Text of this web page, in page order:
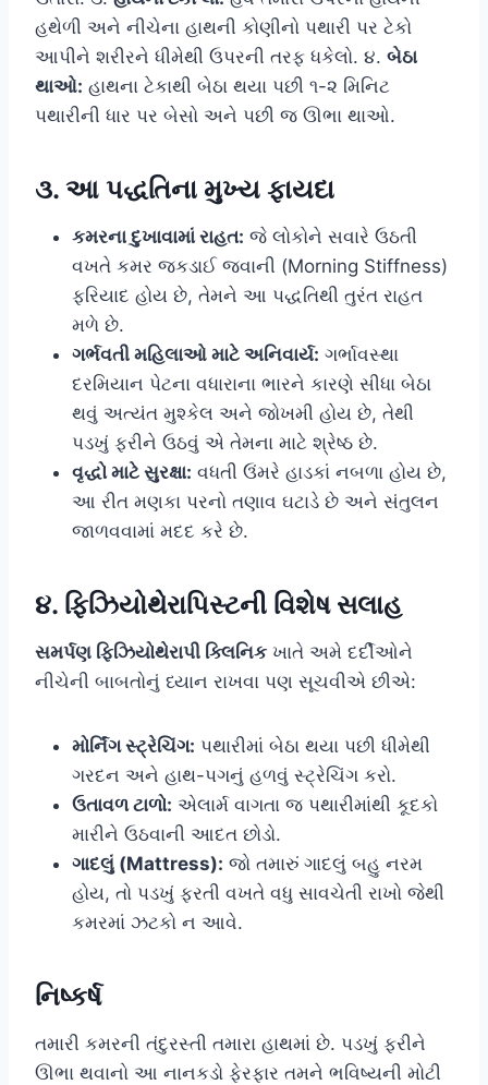
હથેળી અને નીચેના હાથની કોણીનો પથારી પર ટેકો
આપીને શરીરને ધીમેથી ઉપરની તરફ ધકેલો. ૪. બેઠા
થાઓ: હાથના ટેકાથી બેઠા થયા પછી ૧-૨ મિનિટ
પથારીની ધાર પર બેસો અને પછી જ ઊભા થાઓ.
૩. આ પદ્ધતિના મુખ્ય ફાયદા
કમરના દુખાવામાં રાહત: જે લોકોને સવારે ઉઠતી
વખતે કમર જકડાઈ જવાની (Morning Stiffness)
ફરિયાદ હોય છે, તેમને આ પદ્ધતિથી તુરંત રાહત
મળે છે.
ગર્ભવતી મહિલાઓ માટે અનિવાર્ય: ગર્ભાવસ્થા
દરમિયાન પેટના વધારાના ભારને કારણે સીધા બેઠા
થવું અત્યંત મુશ્કેલ અને જોખમી હોય છે, તેથી
પડખું ફરીને ઉઠવું એ તેમના માટે શ્રેષ્ઠ છે.
વૃદ્ધો માટે સુરક્ષા: વધતી ઉંમરે હાડકાં નબળા હોય છે,
આ રીત મણકા પરનો તણાવ ઘટાડે છે અને સંતુલન
જાળવવામાં મદદ કરે છે.
૪. ફિઝિયોથેરાપિસ્ટની વિશેષ સલાહ
સમર્પણ ફિઝિયોથેરાપી ક્લિનિક ખાતે અમે દર્દીઓને
નીચેની બાબતોનું ધ્યાન રાખવા પણ સૂચવીએ છીએ:
મોર્નિંગ સ્ટ્રેચિંગ: પથારીમાં બેઠા થયા પછી ધીમેથી
ગરદન અને હાથ-પગનું હળવું સ્ટ્રેચિંગ કરો.
ઉતાવળ ટાળો: એલાર્મ વાગતા જ પથારીમાંથી કૂદકો
મારીને ઉઠવાની આદત છોડો.
ગાદલું (Mattress): જો તમારું ગાદલું બહુ નરમ
હોય, તો પડખું ફરતી વખતે વધુ સાવચેતી રાખો જેથી
કમરમાં ઝટકો ન આવે.
નિષ્કર્ષ
તમારી કમરની તંદુરસ્તી તમારા હાથમાં છે. પડખું ફરીને
ઊભા થવાનો આ નાનકડો ફેરફાર તમને ભવિષ્યની મોટી